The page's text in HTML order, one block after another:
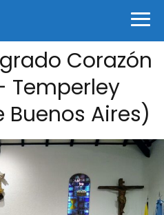
Corazón
Temperley
Aires)